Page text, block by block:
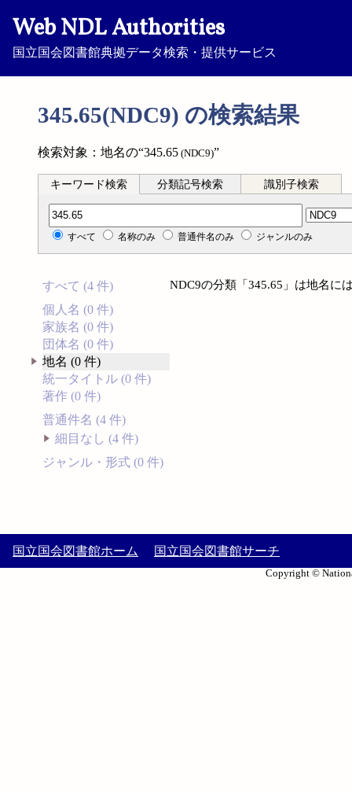
Web NDL Authorities
国立国会図書館典拠データ検索・提供サービス
345.65(NDC9) の検索結果
検索対象：地名の“345.65 (NDC9)”
キーワード検索 分類記号検索 識別子検索
分類記号検索
すべて 名称のみ 普通件名のみ ジャンルのみ
すべて (4 件)
個人名 (0 件)
家族名 (0 件)
団体名 (0 件)
地名 (0 件)
統一タイトル (0 件)
著作 (0 件)
普通件名 (4 件)
細目なし (4 件)
ジャンル・形式 (0 件)
NDC9の分類「345.65」は地名に
国立国会図書館ホーム 国立国会図書館サーチ
Copyright ©